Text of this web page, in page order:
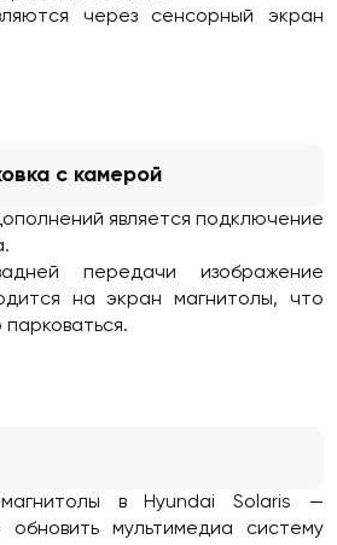
через сенсорный экран
с камерой
является подключение
передачи изображение
на экран магнитолы, что
магнитолы в Hyundai Solaris —
обновить мультимедиа систему